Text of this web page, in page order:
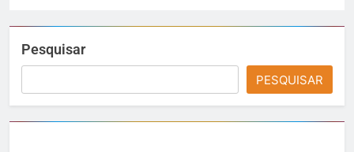
Pesquisar
PESQUISAR